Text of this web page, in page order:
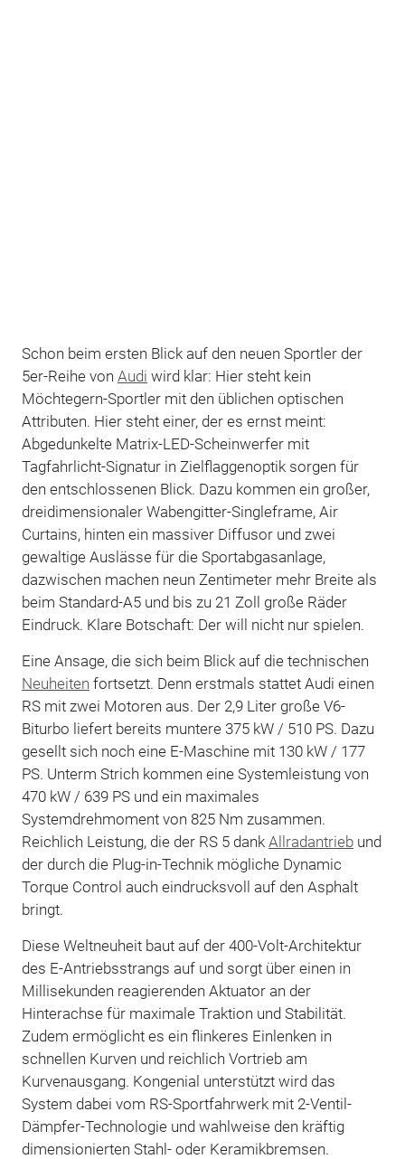
Schon beim ersten Blick auf den neuen Sportler der
5er-Reihe von Audi wird klar: Hier steht kein
Möchtegern-Sportler mit den üblichen optischen
Attributen. Hier steht einer, der es ernst meint:
Abgedunkelte Matrix-LED-Scheinwerfer mit
Tagfahrlicht-Signatur in Zielflaggenoptik sorgen für
den entschlossenen Blick. Dazu kommen ein großer,
dreidimensionaler Wabengitter-Singleframe, Air
Curtains, hinten ein massiver Diffusor und zwei
gewaltige Auslässe für die Sportabgasanlage,
dazwischen machen neun Zentimeter mehr Breite als
beim Standard-A5 und bis zu 21 Zoll große Räder
Eindruck. Klare Botschaft: Der will nicht nur spielen.
Eine Ansage, die sich beim Blick auf die technischen
Neuheiten fortsetzt. Denn erstmals stattet Audi einen
RS mit zwei Motoren aus. Der 2,9 Liter große V6-
Biturbo liefert bereits muntere 375 kW / 510 PS. Dazu
gesellt sich noch eine E-Maschine mit 130 kW / 177
PS. Unterm Strich kommen eine Systemleistung von
470 kW / 639 PS und ein maximales
Systemdrehmoment von 825 Nm zusammen.
Reichlich Leistung, die der RS 5 dank Allradantriebund
der durch die Plug-in-Technik mögliche Dynamic
Torque Control auch eindrucksvoll auf den Asphalt
bringt.
Diese Weltneuheit baut auf der 400-Volt-Architektur
des E-Antriebsstrangs auf und sorgt über einen in
Millisekunden reagierenden Aktuator an der
Hinterachse für maximale Traktion und Stabilität.
Zudem ermöglicht es ein flinkeres Einlenken in
schnellen Kurven und reichlich Vortrieb am
Kurvenausgang. Kongenial unterstützt wird das
System dabei vom RS-Sportfahrwerk mit 2-Ventil-
Dämpfer-Technologie und wahlweise den kräftig
dimensionierten Stahl- oder Keramikbremsen.